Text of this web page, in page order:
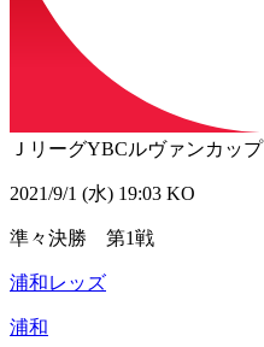
ＪリーグYBCルヴァンカップ
2021/9/1 (水) 19:03 KO
準々決勝 第1戦
浦和レッズ
浦和